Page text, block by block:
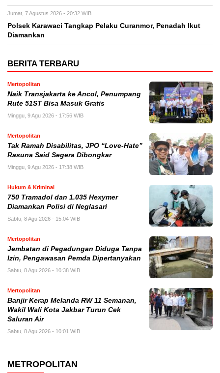
Jumat, 7 Agustus 2026 - 20:32 WIB
Polsek Karawaci Tangkap Pelaku Curanmor, Penadah Ikut
Diamankan
BERITA TERBARU
Mertopolitan
Naik Transjakarta ke Ancol, Penumpang
Rute 51ST Bisa Masuk Gratis
Minggu, 9 Agu 2026 - 17:56 WIB
Mertopolitan
Tak Ramah Disabilitas, JPO “Love-Hate”
Rasuna Said Segera Dibongkar
Minggu, 9 Agu 2026 - 17:38 WIB
Hukum & Kriminal
750 Tramadol dan 1.035 Hexymer
Diamankan Polisi di Neglasari
Sabtu, 8 Agu 2026 - 15:04 WIB
Mertopolitan
Jembatan di Pegadungan Diduga Tanpa
Izin, Pengawasan Pemda Dipertanyakan
Sabtu, 8 Agu 2026 - 10:38 WIB
Mertopolitan
Banjir Kerap Melanda RW 11 Semanan,
Wakil Wali Kota Jakbar Turun Cek
Saluran Air
Sabtu, 8 Agu 2026 - 10:01 WIB
METROPOLITAN